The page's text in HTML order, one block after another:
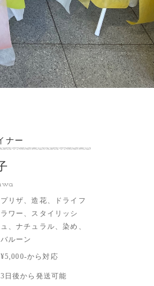
ナー
プリザ、造花、ドライフ
ラワー、スタイリッシ
ュ、ナチュラル、染め、
バルーン
¥5,000-から対応
3日後から発送可能